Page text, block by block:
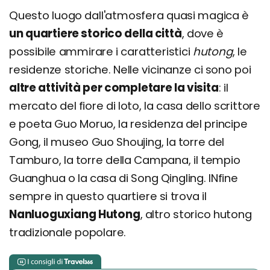
Questo luogo dall'atmosfera quasi magica è
un quartiere storico della città, dove è
possibile ammirare i caratteristici hutong, le
residenze storiche. Nelle vicinanze ci sono poi
altre attività per completare la visita: il
mercato del fiore di loto, la casa dello scrittore
e poeta Guo Moruo, la residenza del principe
Gong, il museo Guo Shoujing, la torre del
Tamburo, la torre della Campana, il tempio
Guanghua o la casa di Song Qingling. INfine
sempre in questo quartiere si trova il
Nanluoguxiang Hutong, altro storico hutong
tradizionale popolare.